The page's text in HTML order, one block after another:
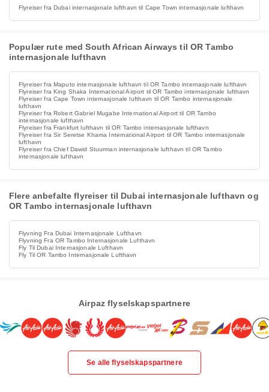
Flyreiser fra Dubai internasjonale lufthavn til Cape Town internasjonale lufthavn
Populær rute med South African Airways til OR Tambo
internasjonale lufthavn
Flyreiser fra Maputo internasjonale lufthavn til OR Tambo internasjonale lufthavn
Flyreiser fra King Shaka International Airport til OR Tambo internasjonale lufthavn
Flyreiser fra Cape Town internasjonale lufthavn til OR Tambo internasjonale
lufthavn
Flyreiser fra Robert Gabriel Mugabe International Airport til OR Tambo
internasjonale lufthavn
Flyreiser fra Frankfurt lufthavn til OR Tambo internasjonale lufthavn
Flyreiser fra Sir Seretse Khama International Airport til OR Tambo internasjonale
lufthavn
Flyreiser fra Chief Dawid Stuurman internasjonale lufthavn til OR Tambo
internasjonale lufthavn
Flere anbefalte flyreiser til Dubai internasjonale lufthavn og
OR Tambo internasjonale lufthavn
Flyvning Fra Dubai Internasjonale Lufthavn
Flyvning Fra OR Tambo Internasjonale Lufthavn
Fly Til Dubai Internasjonale Lufthavn
Fly Til OR Tambo Internasjonale Lufthavn
Airpaz flyselskapspartnere
Se alle flyselskapspartnere